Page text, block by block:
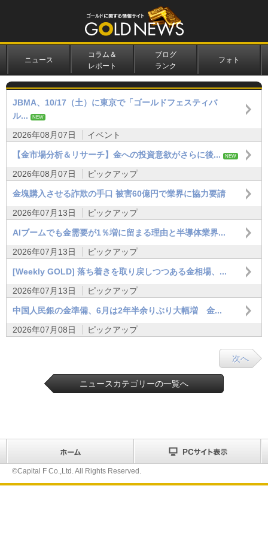
ニュース
コラム＆
レポート
ブログ
ランク
フォト
JBMA、10/17（土）に東京で「ゴールドフェスティバ
ル...
NEW
2026年08月07日 イベント
【金市場分析＆リサーチ】金への投資意欲がさらに後... NEW
2026年08月07日 ピックアップ
金塊購入させる詐欺の手口 被害60億円で業界に協力要請
2026年07月13日
ピックアップ
AIブームでも金需要が1％増に留まる理由と半導体業界...
2026年07月13日
ピックアップ
[Weekly GOLD] 落ち着きを取り戻しつつある金相場、...
2026年07月13日
ピックアップ
中国人民銀の金準備、6月は2年半余りぶり大幅増 金...
2026年07月08日
ピックアップ
次へ
ニュースカテゴリーの一覧へ
©Capital F Co.,Ltd. All Rights Reserved.